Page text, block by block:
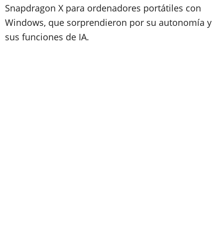
Snapdragon X para ordenadores portátiles con
Windows, que sorprendieron por su autonomía y
sus funciones de IA.